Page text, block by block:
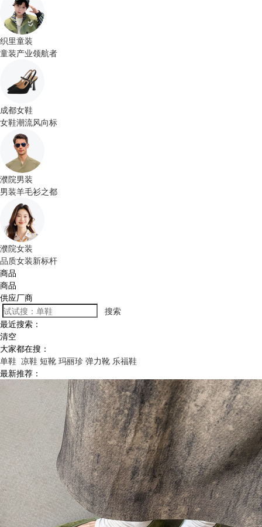
织里童装
童装产业领航者
成都女鞋
女鞋潮流风向标
濮院男装
男装羊毛衫之都
濮院女装
品质女装新标杆
商品
商品
供应厂商
搜索
最近搜索：
清空
大家都在搜：
单鞋 凉鞋 短靴 玛丽珍 弹力靴 乐福鞋
最新推荐：